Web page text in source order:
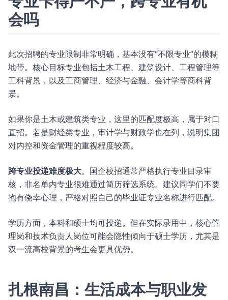
会吗
此次招聘的专业限制非常明确，基本没有“不限专业”的模糊
地带。核心目标专业包括土木工程、建筑设计、工程管理等
工科背景，以及工商管理、经济与金融、会计学等商科背
景。
如果你是土木或建筑类专业，这里的匹配度极高，属于对口
直招。若是财经类专业，审计学与财政学也在列，说明集团
对内控和资金管理的重视程度较高。
跨专业投递难度极大。国企校招通常严格执行专业目录审
核，非名单内专业很难通过简历筛选系统。建议同学们不要
抱有侥幸心理，严格对照自己的毕业证专业名称进行匹配。
学历方面，本科和硕士均可投递。但在实际录用中，核心管
理岗和技术负责人岗位可能会隐性倾向于硕士学历，尤其是
双一流高校背景的考生会更具优势。
扎根南昌：生活成本与职业发